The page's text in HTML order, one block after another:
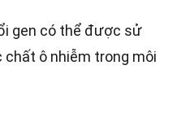
gen có thể được sử
ô nhiễm trong môi